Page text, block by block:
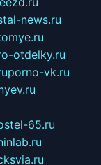
news.ru
otdelky.ru
porno-vk.ru
65.ru